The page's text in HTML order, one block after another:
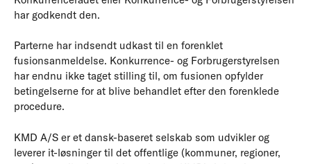
har godkendt den.
Parterne har indsendt udkast til en forenklet
fusionsanmeldelse. Konkurrence- og Forbrugerstyrelsen
har endnu ikke taget stilling til, om fusionen opfylder
betingelserne for at blive behandlet efter den forenklede
procedure.
KMD A/S er et dansk-baseret selskab som udvikler og
leverer it-løsninger til det offentlige (kommuner, regioner,